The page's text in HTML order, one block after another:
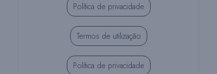
Política de privacidade
Termos de utilização
Política de privacidade